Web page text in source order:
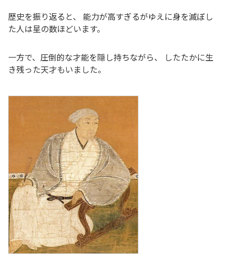
歴史を振り返ると、 能力が高すぎるがゆえに身を滅ぼし
た人は星の数ほどいます。
一方で、圧倒的な才能を隠し持ちながら、 したたかに生
き残った天才もいました。